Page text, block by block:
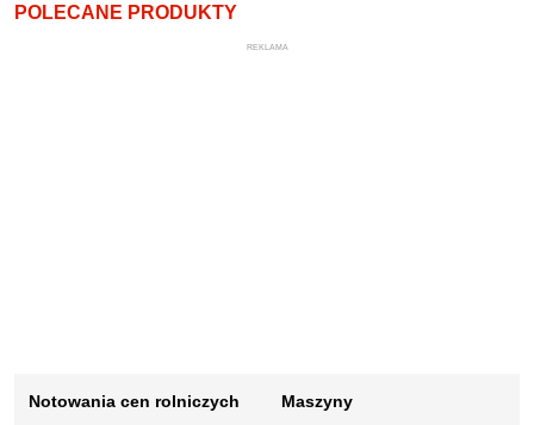
POLECANE PRODUKTY
REKLAMA
Notowania cen rolniczych
Maszyny